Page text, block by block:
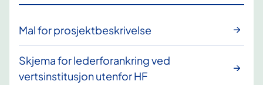
Mal for prosjektbeskrivelse
Skjema for lederforankring ved
vertsinstitusjon utenfor HF